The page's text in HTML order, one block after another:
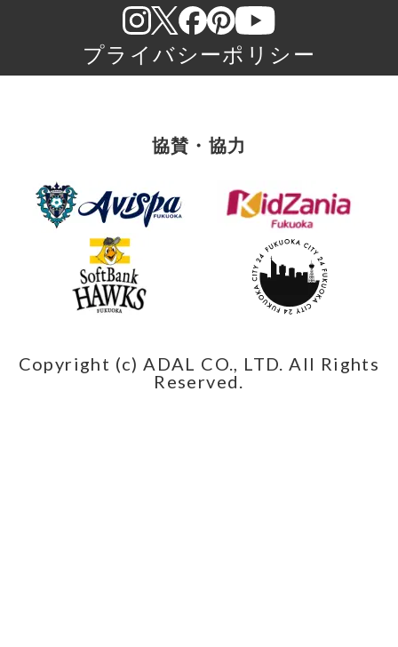
プライバシーポリシー
協賛・協力
Copyright (c) ADAL CO., LTD. All Rights
Reserved.